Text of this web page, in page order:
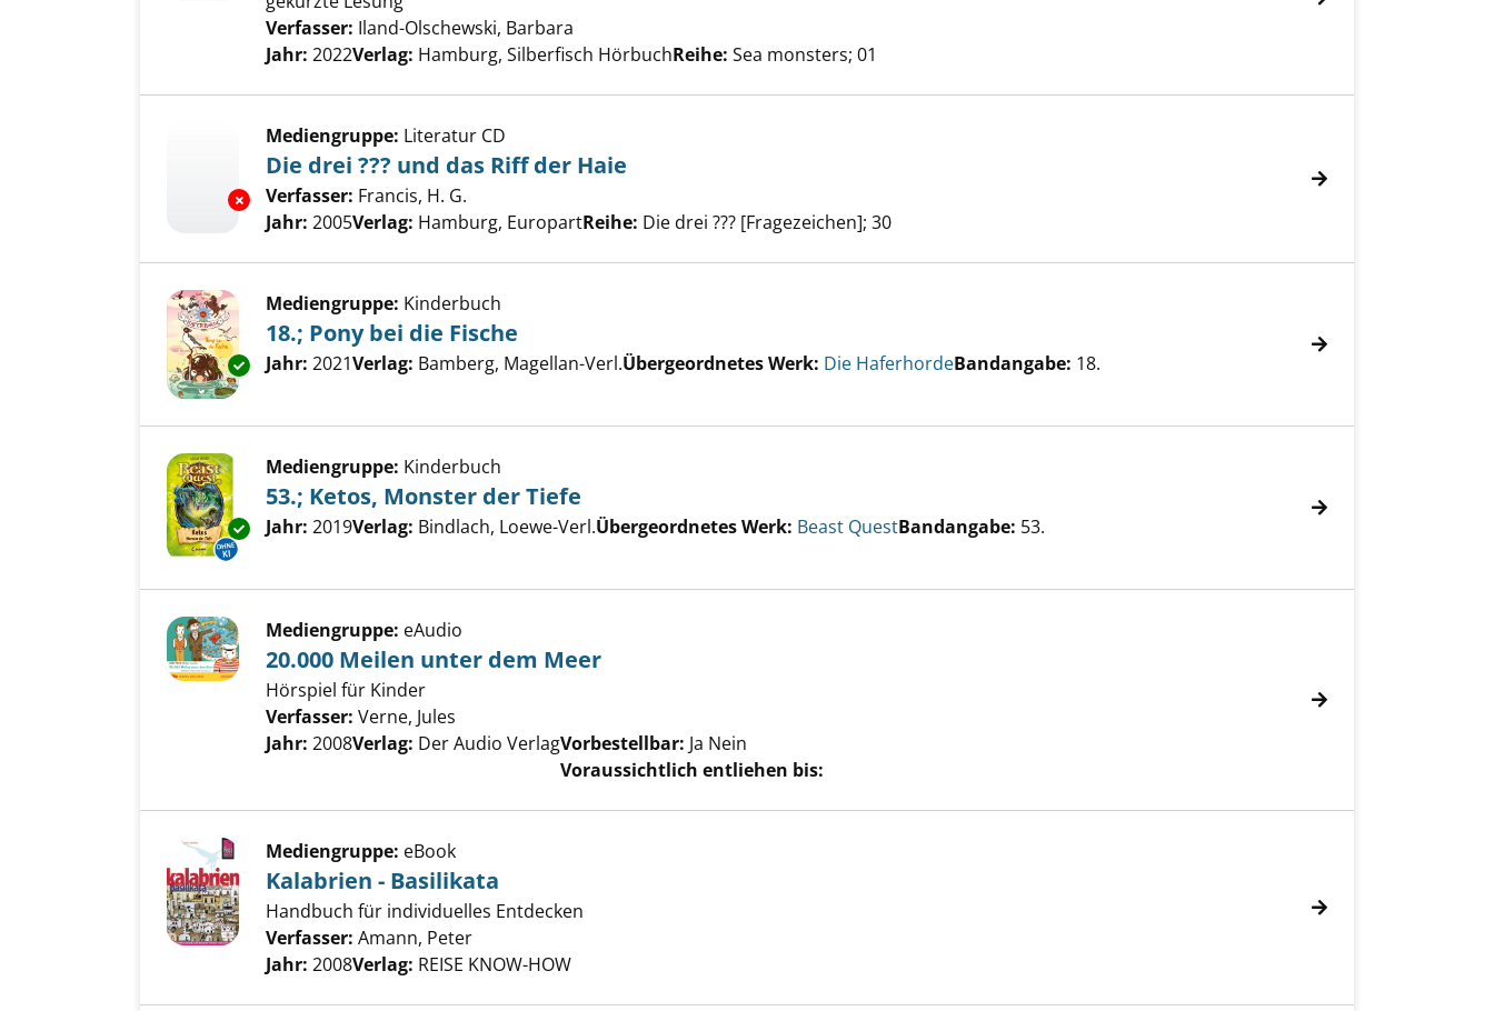
Verfasser: Iland-Olschewski, Barbara
Jahr: 2022Verlag: Hamburg, Silberfisch HörbuchReihe: Sea monsters; 01
Exemplar-Details von Die drei ??? und das Riff der Haie anzeigen
Mediengruppe: Literatur CD
Die drei ??? und das Riff der Haie
Verfasser: Francis, H. G.
Jahr: 2005Verlag: Hamburg, EuropartReihe: Die drei ??? [Fragezeichen]; 30
Exemplar-Details von 18.; Pony bei die Fische anzeigen
Mediengruppe: Kinderbuch
18.; Pony bei die Fische
Suche nach diesem Verfasser
Jahr: 2021Verlag: Bamberg, Magellan-Verl.Übergeordnetes Werk: Die HaferhordeBandangabe: 18.
Exemplar-Details von 53.; Ketos, Monster der Tiefe anzeigen
Mediengruppe: Kinderbuch
53.; Ketos, Monster der Tiefe
Suche nach diesem Verfasser
Jahr: 2019Verlag: Bindlach, Loewe-Verl.Übergeordnetes Werk: Beast QuestBandangabe: 53.
Mediengruppe: eAudio
20.000 Meilen unter dem Meer
Hörspiel für Kinder
Verfasser: Verne, Jules
Jahr: 2008Verlag: Der Audio VerlagVorbestellbar: Ja Nein
Voraussichtlich entliehen bis:
Mediengruppe: eBook
Kalabrien - Basilikata
Handbuch für individuelles Entdecken
Verfasser: Amann, Peter
Jahr: 2008Verlag: REISE KNOW-HOW